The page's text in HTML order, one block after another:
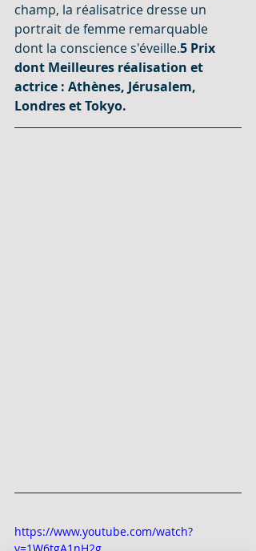
champ, la réalisatrice dresse un
portrait de femme remarquable
dont la conscience s'éveille.5 Prix
dont Meilleures réalisation et
actrice : Athènes, Jérusalem,
Londres et Tokyo.
https://www.youtube.com/watch?
v=1W6tgA1nH2g